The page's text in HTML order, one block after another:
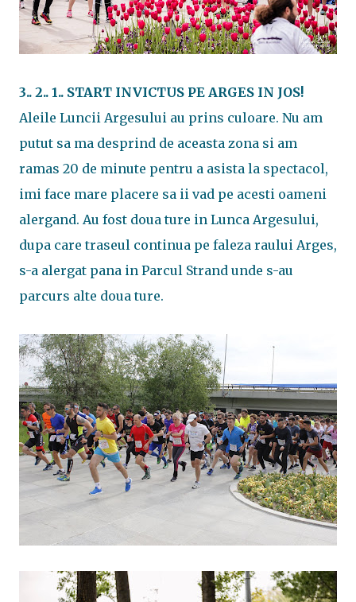
3.. 2.. 1.. START INVICTUS PE ARGES IN JOS!
Aleile Luncii Argesului au prins culoare. Nu am
putut sa ma desprind de aceasta zona si am
ramas 20 de minute pentru a asista la spectacol,
imi face mare placere sa ii vad pe acesti oameni
alergand. Au fost doua ture in Lunca Argesului,
dupa care traseul continua pe faleza raului Arges,
s-a alergat pana in Parcul Strand unde s-au
parcurs alte doua ture.